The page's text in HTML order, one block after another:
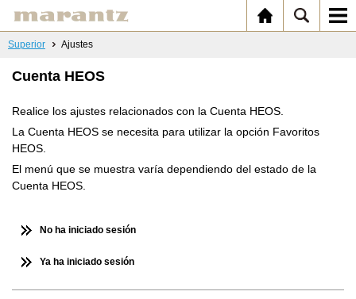
Superior Ajustes
Cuenta HEOS
Realice los ajustes relacionados con la Cuenta HEOS.
La Cuenta HEOS se necesita para utilizar la opción Favoritos
HEOS.
El menú que se muestra varía dependiendo del estado de la
Cuenta HEOS.
No ha iniciado sesión
Ya ha iniciado sesión